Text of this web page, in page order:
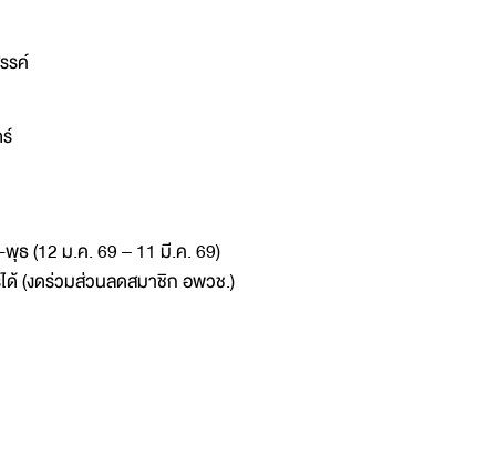
รค์
ธ (12 ม.ค. 69 – 11 มี.ค. 69)
ด้ (งดร่วมส่วนลดสมาชิก อพวช.)